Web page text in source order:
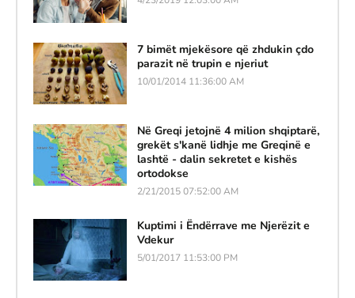
7 bimët mjekësore që zhdukin çdo
parazit në trupin e njeriut
10/01/2014 11:36:00 AM
Në Greqi jetojnë 4 milion shqiptarë,
grekët s'kanë lidhje me Greqinë e
lashtë - dalin sekretet e kishës
ortodokse
2/21/2015 07:52:00 AM
Kuptimi i Ëndërrave me Njerëzit e
Vdekur
5/01/2017 11:53:00 PM